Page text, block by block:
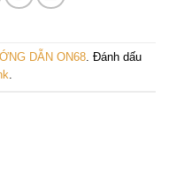
DẪN ON68 . Đánh dấu